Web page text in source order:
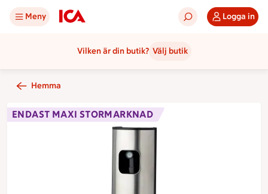
Meny Logga in
Vilken är din butik? Välj butik
Hemma
ENDAST MAXI STORMARKNAD